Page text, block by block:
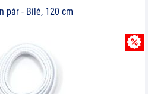
pár - Bílé, 120 cm